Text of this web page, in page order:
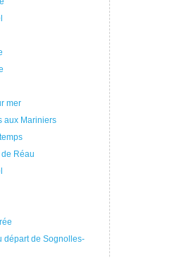
mer
aux Mariniers
Réau
départ de Sognolles-